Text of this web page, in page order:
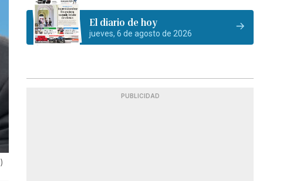
)
El diario de hoy
jueves, 6 de agosto de 2026
PUBLICIDAD